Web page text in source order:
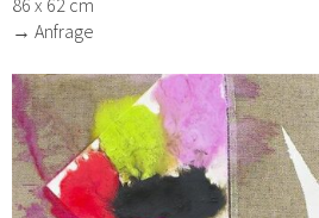
86 x 62 cm
→ Anfrage